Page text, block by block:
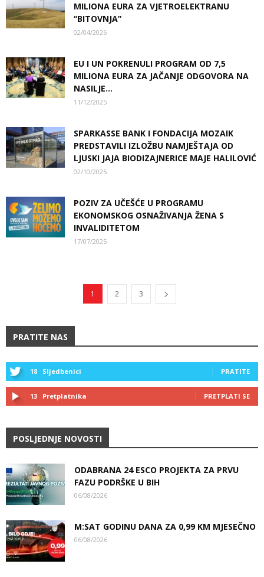
MILIONA EURA ZA VJETROELEKTRANU
“BITOVNJA”
02/04/2026
EU I UN POKRENULI PROGRAM OD 7,5
MILIONA EURA ZA JAČANJE ODGOVORA NA
NASILJE...
11/12/2025
SPARKASSE BANK I FONDACIJA MOZAIK
PREDSTAVILI IZLOŽBU NAMJEŠTAJA OD
LJUSKI JAJA BIODIZAJNERICE MAJE HALILOVIĆ
02/10/2025
POZIV ZA UČEŠĆE U PROGRAMU
EKONOMSKOG OSNAŽIVANJA ŽENA S
INVALIDITETOM
17/07/2025
1 2 3
PRATITE NAS
18 Sljedbenici PRATITE
13 Pretplatnika PRETPLATI SE
POSLJEDNJE NOVOSTI
ODABRANA 24 ESCO PROJEKTA ZA PRVU
FAZU PODRŠKE U BIH
06/08/2026
M:SAT GODINU DANA ZA 0,99 KM MJESEČNO
06/08/2026